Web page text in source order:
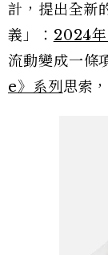
計，提出全新
義」： 2024
流動變成一條
e》系列 思索